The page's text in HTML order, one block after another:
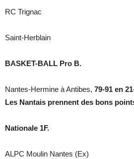
RC Trignac
Saint-Herblain
BASKET-BALL Pro B.
Nantes-Hermine à Antibes, 79-91 en
Les Nantais prennent des bons
Nationale 1F.
ALPC Moulin Nantes (Ex)